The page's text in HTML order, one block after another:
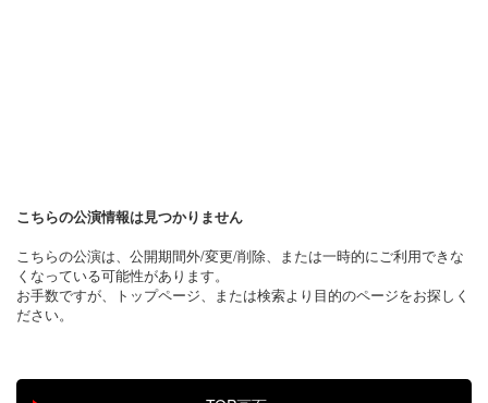
こちらの公演情報は見つかりません
こちらの公演は、公開期間外/変更/削除、または一時的にご利用できな
くなっている可能性があります。
お手数ですが、トップページ、または検索より目的のページをお探しく
ださい。